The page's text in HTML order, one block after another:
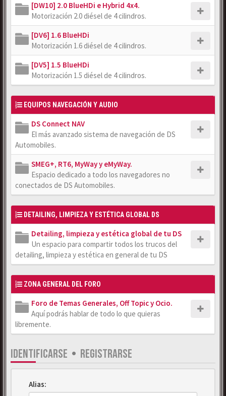
[DW10] 2.0 BlueHDi e Hybrid 4x4.
Motorización 2.0 diésel de 4 cilindros.
[DV6] 1.6 BlueHDi
Motorización 1.6 diésel de 4 cilindros.
[DV5] 1.5 BlueHDi
Motorización 1.5 diésel de 4 cilindros.
EQUIPOS NAVEGACIÓN Y AUDIO
DS Connect NAV
El más avanzado sistema de navegación de DS
Automobiles.
SMEG+, RT6, MyWay y eMyWay.
Espacio dedicado a todo los navegadores no
conectados de DS Automobiles.
DETAILING, LIMPIEZA Y ESTÉTICA GLOBAL DS
Detailing, limpieza y estética global de tu DS
Un espacio para compartir todos los trucos del
detailing, limpieza y estética en general de tu DS
ZONA GENERAL DEL FORO
Foro de Temas Generales, Off Topic y Ocio.
Aquí podrás hablar de todo lo que quieras
libremente.
IDENTIFICARSE • REGISTRARSE
Alias: